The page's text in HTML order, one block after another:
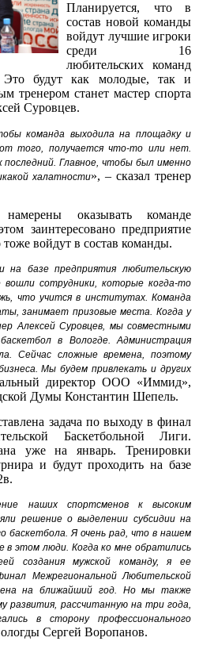
Планируется, что
в
состав новой команды
войдут лучшие игроки
среди 16
любительских команд
Это будут как молодые, так и
тренером станет мастер спорта
Суровцев.
команда выходила на площадку и
того, получается что-то или нет.
Главное, чтобы был именно
халатности», – сказал тренер
намерены оказывать команде
заинтересовано предприятие
войдут в состав команды.
базе предприятия любительскую
вошли сотрудники, которые когда-то
что учится в институтах. Команда
занимает призовые места. Когда у
Алексей Суровцев, мы совместными
в Вологде. Администрация
Сейчас сложные времена, поэтому
Мы будем привлекать и других
директор ООО «Иммид»,
Думы Константин Шепель.
задача по выходу в финал
Баскетбольной Лиги.
уже на январь. Тренировки
и будут проходить на базе
наших спортсменов к высоким
решение о выделении субсидии на
баскетбола. Я очень рад, что в нашем
в этом люди. Когда ко мне обратились
создания мужской команду, я ее
Межрегиональной Любительской
на ближайший год. Но мы также
развития, рассчитанную на три года,
в сторону профессионального
Сергей Воропанов.